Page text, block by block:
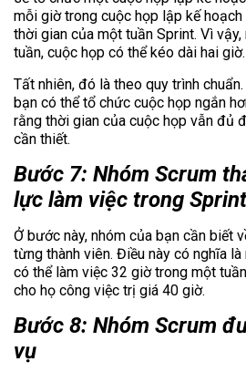
mỗi giờ trong cuộc họp lập kế
thời gian của một tuần Sprint. Vì
tuần, cuộc họp có thể kéo dài hai giờ.
Tất nhiên, đó là theo quy trình
bạn có thể tổ chức cuộc họp ngắn
rằng thời gian của cuộc họp vẫn đủ
cần thiết.
Bước 7: Nhóm Scrum
lực làm việc trong Sprint
Ở bước này, nhóm của bạn cần biết
từng thành viên. Điều này có nghĩa
có thể làm việc 32 giờ trong một
cho họ công việc trị giá 40 giờ.
Bước 8: Nhóm Scrum
vụ